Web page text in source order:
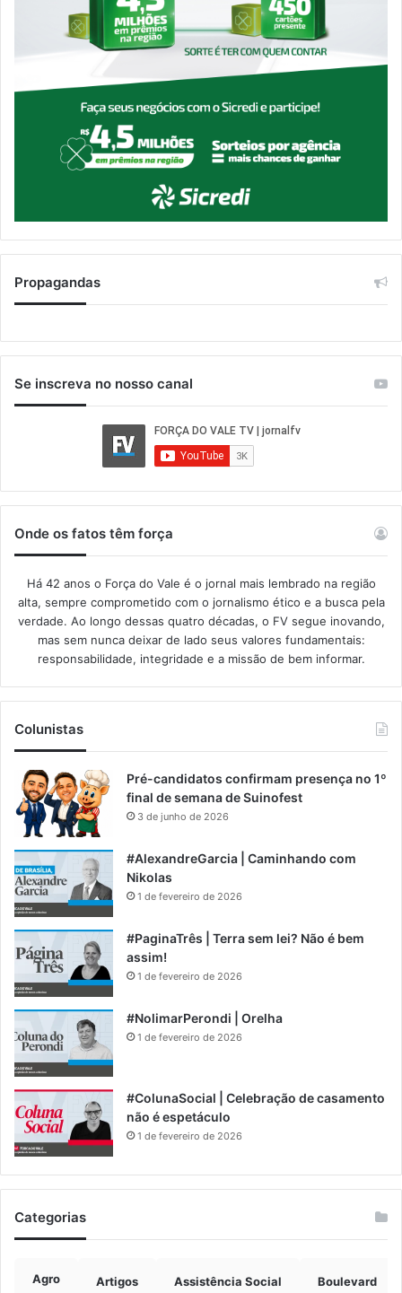
Propagandas
Se inscreva no nosso canal
Onde os fatos têm força
Há 42 anos o Força do Vale é o jornal mais lembrado na região
alta, sempre comprometido com o jornalismo ético e a busca pela
verdade. Ao longo dessas quatro décadas, o FV segue inovando,
mas sem nunca deixar de lado seus valores fundamentais:
responsabilidade, integridade e a missão de bem informar.​
Colunistas
Pré-candidatos confirmam presença no 1º
final de semana de Suinofest
3 de junho de 2026
#AlexandreGarcia | Caminhando com
Nikolas
1 de fevereiro de 2026
#PaginaTrês | Terra sem lei? Não é bem
assim!
1 de fevereiro de 2026
#NolimarPerondi | Orelha
1 de fevereiro de 2026
#ColunaSocial | Celebração de casamento
não é espetáculo
1 de fevereiro de 2026
Categorias
Agro Artigos Assistência Social Boulevard